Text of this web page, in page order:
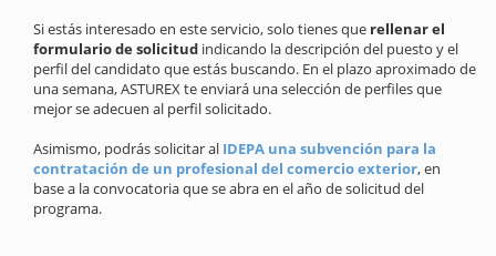
Si estás interesado en este servicio, solo tienes que rellenar el
formulario de solicitud indicando la descripción del puesto y el
perfil del candidato que estás buscando. En el plazo aproximado de
una semana, ASTUREX te enviará una selección de perfiles que
mejor se adecuen al perfil solicitado.
Asimismo, podrás solicitar al IDEPA una subvención para la
contratación de un profesional del comercio exterior, en
base a la convocatoria que se abra en el año de solicitud del
programa.